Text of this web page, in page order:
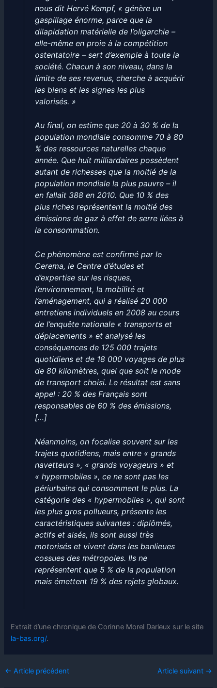
nous dit Hervé Kempf, « génère un
gaspillage énorme, parce que la
dilapidation matérielle de l’oligarchie –
elle-même en proie à la compétition
ostentatoire – sert d’exemple à toute la
société. Chacun à son niveau, dans la
limite de ses revenus, cherche à acquérir
les biens et les signes les plus
valorisés. »
Au final, on estime que 20 à 30 % de la
population mondiale consomme 70 à 80
% des ressources naturelles chaque
année. Que huit milliardaires possèdent
autant de richesses que la moitié de la
population mondiale la plus pauvre – il
en fallait 388 en 2010. Que 10 % des
plus riches représentent la moitié des
émissions de gaz à effet de serre liées à
la consommation.
Ce phénomène est confirmé par le
Cerema, le Centre d’études et
d’expertise sur les risques,
l’environnement, la mobilité et
l’aménagement, qui a réalisé 20 000
entretiens individuels en 2008 au cours
de l’enquête nationale « transports et
déplacements » et analysé les
conséquences de 125 000 trajets
quotidiens et de 18 000 voyages de plus
de 80 kilomètres, quel que soit le mode
de transport choisi. Le résultat est sans
appel : 20 % des Français sont
responsables de 60 % des émissions,
[…]
Néanmoins, on focalise souvent sur les
trajets quotidiens, mais entre « grands
navetteurs », « grands voyageurs » et
« hypermobiles », ce ne sont pas les
périurbains qui consomment le plus. La
catégorie des « hypermobiles », qui sont
les plus gros pollueurs, présente les
caractéristiques suivantes : diplômés,
actifs et aisés, ils sont aussi très
motorisés et vivent dans les banlieues
cossues des métropoles. Ils ne
représentent que 5 % de la population
mais émettent 19 % des rejets globaux.
Extrait d’une chronique de Corinne Morel Darleux sur le site
la-bas.org/.
← Article précédent Article suivant →